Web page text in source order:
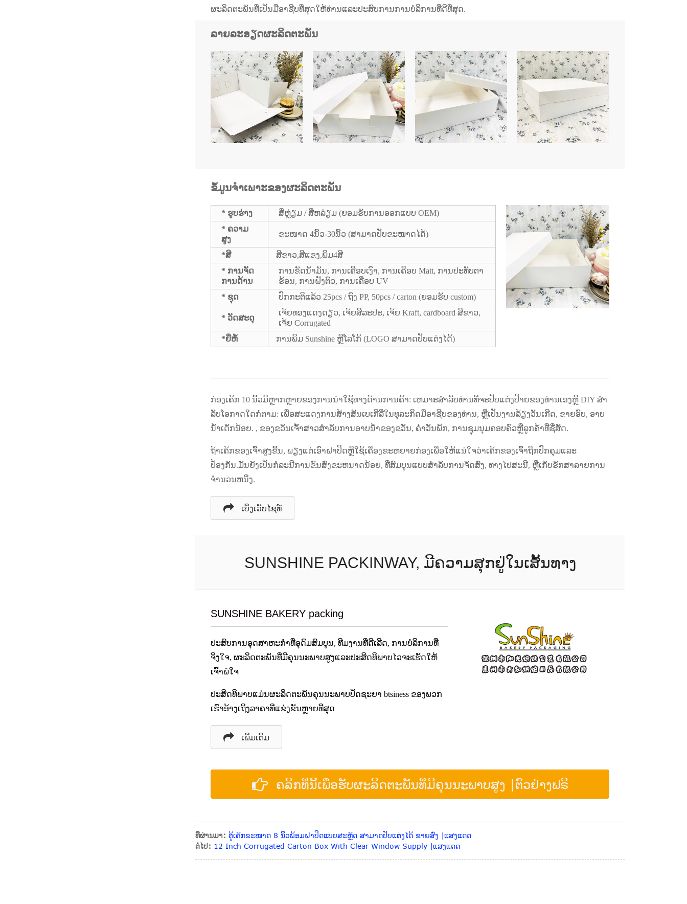
ຜະລິດຕະພັນທີ່ເປັນມືອາຊີບທີ່ສຸດໃຫ້ທ່ານແລະປະສົບການການບໍລິການທີ່ດີທີ່ສຸດ.
ລາຍລະອຽດຜະລິດຕະພັນ
ຂໍ້ມູນຈໍາເພາະຂອງຜະລິດຕະພັນ
* ຮູບ​ຮ່າງ​
ສີ່ຫຼ່ຽມ / ສີ່ຫລ່ຽມ (ຍອມຮັບການອອກແບບ OEM)
* ຄວາມ​
ສູງ​
ຂະໜາດ 4ນິ້ວ-30ນິ້ວ (ສາມາດປັບຂະໜາດໄດ້)
*ສີ
ສີຂາວ,ສີແຂງ,ພິມ4ສີ
* ການ​ຈັດ​
ການ​ດ້ານ​
ການຂັດນໍ້າມັນ, ການເຄືອບເງົາ, ການເຄືອບ Matt, ການປະທັບຕາ
ຮ້ອນ, ການຝັງຕົວ, ການເຄືອບ UV
* ຊຸດ
ປົກກະຕິແລ້ວ 25pcs / ຖົງ PP, 50pcs / carton (ຍອມຮັບ custom)
* ວັດສະດຸ
ເຈ້ຍທອງແດງດຽວ, ເຈ້ຍສິລະປະ, ເຈ້ຍ Kraft, cardboard ສີຂາວ,
ເຈ້ຍ Corrugated
*ຍີ່ຫໍ້
ການພິມ Sunshine ຫຼືໂລໂກ້ (LOGO ສາມາດປັບແຕ່ງໄດ້)
ກ່ອງເຄ້ກ 10 ນິ້ວມີຫຼາກຫຼາຍຂອງການນໍາໃຊ້ທາງດ້ານການຄ້າ: ເຫມາະສໍາລັບທ່ານທີ່ຈະປັບແຕ່ງປ້າຍຂອງທ່ານເອງຫຼື DIY ສໍາ
ລັບໂອກາດໃດກໍ່ຕາມ: ເພື່ອສະແດງການສ້າງສັນເບເກີລີ່ໃນທຸລະກິດມືອາຊີບຂອງທ່ານ, ຫຼືເປັນງານລ້ຽງວັນເກີດ, ຂາຍອົບ, ອາບ
ນ້ໍາເດັກນ້ອຍ. , ຂອງຂວັນເຈົ້າສາວສໍາລັບການອາບນ້ໍາຂອງຂວັນ, ຄ່ໍາວັນພັກ, ການຊຸມນຸມຄອບຄົວຫຼືລູກຄ້າທີ່ຊື່ສັດ.
ຖ້າເຄ້ກຂອງເຈົ້າສູງຂື້ນ, ພຽງແຕ່ເອົາຝາປິດຫຼືໃຊ້ເຄື່ອງຂະຫຍາຍກ່ອງເພື່ອໃຫ້ແນ່ໃຈວ່າເຄ້ກຂອງເຈົ້າຖືກປົກຄຸມແລະ
ປ້ອງກັນ.ມັນຍັງເປັນກໍລະນີການຂົນສົ່ງຂະຫນາດນ້ອຍ, ທີ່ສົມບູນແບບສໍາລັບການຈັດສົ່ງ, ທາງໄປສະນີ, ຫຼືເກັບຮັກສາລາຍການ
ຈໍານວນຫນຶ່ງ.
ເບິ່ງເວັບໄຊທ໌
SUNSHINE PACKINWAY, ມີຄວາມສຸກຢູ່ໃນເສັ້ນທາງ
SUNSHINE BAKERY packing
ປະສົບການອຸດສາຫະກໍາທີ່ອຸດົມສົມບູນ, ທີມງານທີ່ດີເລີດ, ການບໍລິການທີ່
ຈິງໃຈ, ຜະລິດຕະພັນທີ່ມີຄຸນນະພາບສູງແລະປະສິດທິພາບໄວຈະເຮັດໃຫ້
ເຈົ້າພໍໃຈ
ປະສິດທິພາບແມ່ນຜະລິດຕະພັນຄຸນນະພາບປັດຊະຍາ btsiness ຂອງພວກ
ເຮົາອ້າງເຖິງລາຄາທີ່ແຂ່ງຂັນຫຼາຍທີ່ສຸດ
ເພີ່ມເຕີມ
ຄລິກທີ່ນີ້ເພື່ອຮັບຜະລິດຕະພັນທີ່ມີຄຸນນະພາບສູງ |ຕົວຢ່າງຟຣີ
ທີ່ຜ່ານມາ: ຕູ້ເຄັກຂະໜາດ 8 ນິ້ວພ້ອມຝາປິດແບບສະຫຼັດ ສາມາດປັບແຕ່ງໄດ້ ຂາຍສົ່ງ |ແສງແດດ
ຕໍ່ໄປ: 12 Inch Corrugated Carton Box With Clear Window Supply |ແສງແດດ